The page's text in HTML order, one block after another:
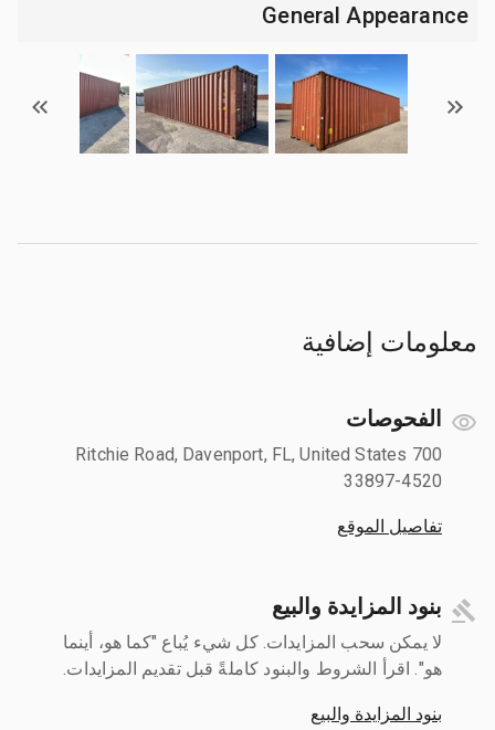
General Appearance
معلومات إضافية
الفحوصات
700 Ritchie Road, Davenport, FL, United States
33897-4520
تفاصيل الموقع
بنود المزايدة والبيع
لا يمكن سحب المزايدات. كل شيء يُباع "كما هو، أينما
هو". اقرأ الشروط والبنود كاملةً قبل تقديم المزايدات.
بنود المزايدة والبيع